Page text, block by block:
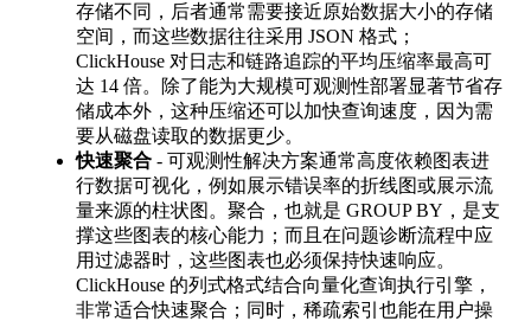
存储不同，后者通常需要接近原始数据大小的存储
空间，而这些数据往往采用 JSON 格式；
ClickHouse 对日志和链路追踪的平均压缩率最高可
达 14 倍。除了能为大规模可观测性部署显著节省存
储成本外，这种压缩还可以加快查询速度，因为需
要从磁盘读取的数据更少。
快速聚合 - 可观测性解决方案通常高度依赖图表进
行数据可视化，例如展示错误率的折线图或展示流
量来源的柱状图。聚合，也就是 GROUP BY，是支
撑这些图表的核心能力；而且在问题诊断流程中应
用过滤器时，这些图表也必须保持快速响应。
ClickHouse 的列式格式结合向量化查询执行引擎，
非常适合快速聚合；同时，稀疏索引也能在用户操